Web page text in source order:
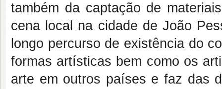
também da captação de
cena local na cidade de João
longo percurso de existência do
formas artísticas bem como os
arte em outros países e faz das